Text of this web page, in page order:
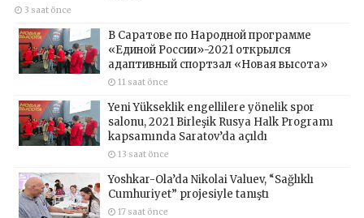
3 saat önce
В Саратове по Народной программе
«Единой России»-2021 открылся
адаптивный спортзал «Новая высота»
11 saat önce
Yeni Yükseklik engellilere yönelik spor
salonu, 2021 Birleşik Rusya Halk Programı
kapsamında Saratov’da açıldı
13 saat önce
Yoshkar-Ola’da Nikolai Valuev, “Sağlıklı
Cumhuriyet” projesiyle tanıştı
17 saat önce